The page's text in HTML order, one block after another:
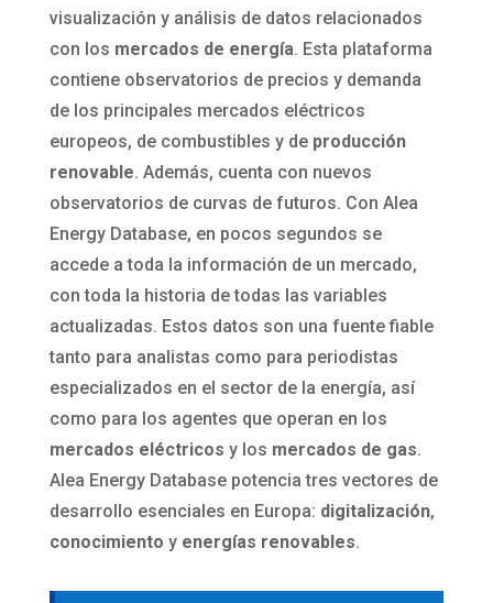
visualización y análisis de datos relacionados
con los mercados de energía. Esta plataforma
contiene observatorios de precios y demanda
de los principales mercados eléctricos
europeos, de combustibles y de producción
renovable. Además, cuenta con nuevos
observatorios de curvas de futuros. Con Alea
Energy Database, en pocos segundos se
accede a toda la información de un mercado,
con toda la historia de todas las variables
actualizadas. Estos datos son una fuente fiable
tanto para analistas como para periodistas
especializados en el sector de la energía, así
como para los agentes que operan en los
mercados eléctricos y los mercados de gas.
Alea Energy Database potencia tres vectores de
desarrollo esenciales en Europa: digitalización,
conocimiento y energías renovables.